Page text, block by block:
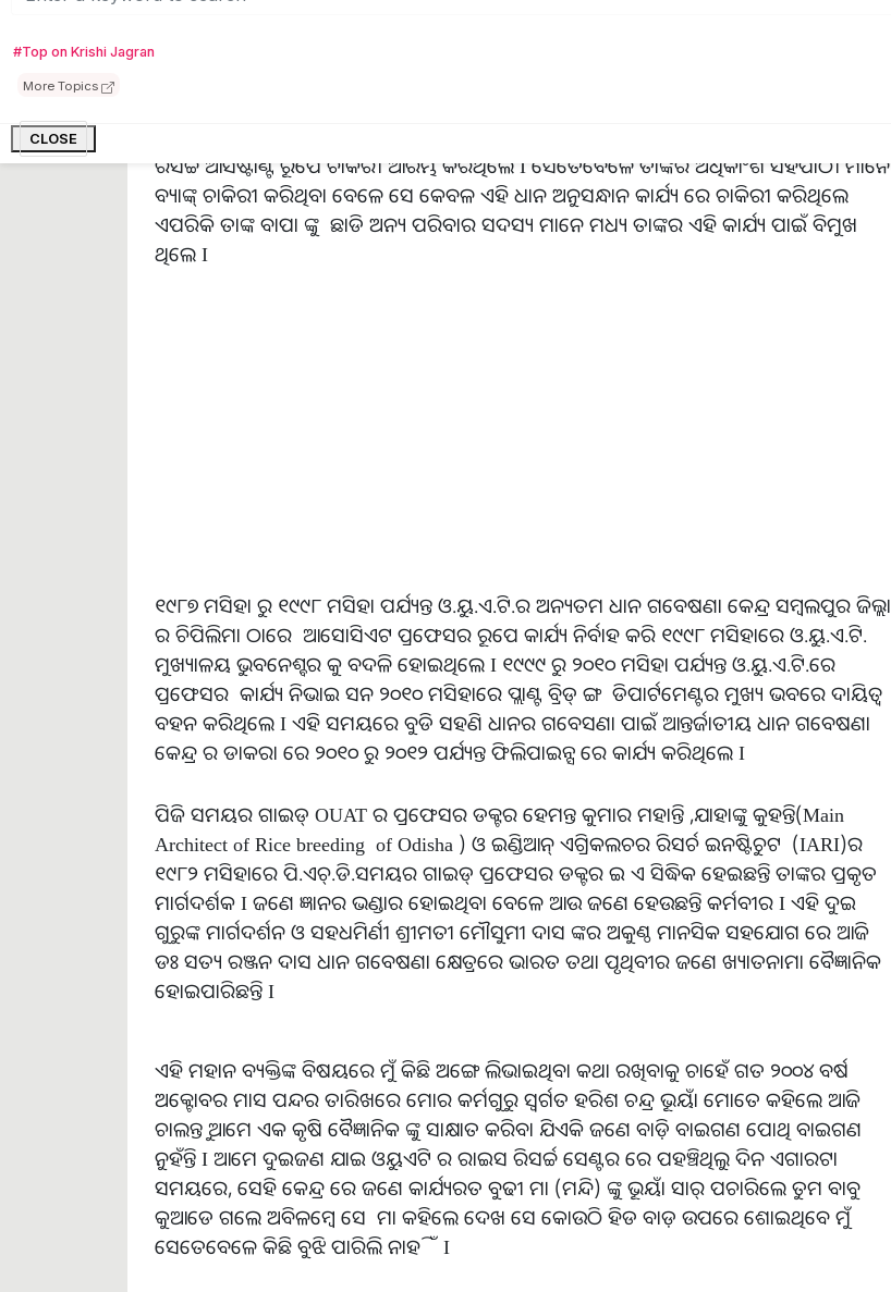
#Top on Krishi Jagran
More Topics
CLOSE
ରିସର୍ଚ୍ଚ ଆସିଷ୍ଟାଣ୍ଟ ରୂପେ ଚାକିରୀ ଆରମ୍ଭ କରିଥିଲେ I ସେତେବେଳେ ତାଙ୍କର ଅଧିକାଂଶ ସହପାଠୀ ମାନେ
ବ୍ୟାଙ୍କ୍ ଚାକିରୀ କରିଥିବା ବେଳେ ସେ କେବଳ ଏହି ଧାନ ଅନୁସନ୍ଧାନ କାର୍ଯ୍ୟ ରେ ଚାକିରୀ କରିଥିଲେ
ଏପରିକି ତାଙ୍କ ବାପା ଙ୍କୁ ଛାଡି ଅନ୍ୟ ପରିବାର ସଦସ୍ୟ ମାନେ ମଧ୍ୟ ତାଙ୍କର ଏହି କାର୍ଯ୍ୟ ପାଇଁ ବିମୁଖ
ଥିଲେ I
୧୯୮୭ ମସିହା ରୁ ୧୯୯୮ ମସିହା ପର୍ଯ୍ୟନ୍ତ ଓ.ୟୁ.ଏ.ଟି.ର ଅନ୍ୟତମ ଧାନ ଗବେଷଣା କେନ୍ଦ୍ର ସମ୍ବଲପୁର ଜିଲ୍ଲା
ର ଚିପିଲିମା ଠାରେ ଆସୋସିଏଟ ପ୍ରଫେସର ରୂପେ କାର୍ଯ୍ୟ ନିର୍ବାହ କରି ୧୯୯୮ ମସିହାରେ ଓ.ୟୁ.ଏ.ଟି.
ମୁଖ୍ୟାଳୟ ଭୁବନେଶ୍ବର କୁ ବଦଳି ହୋଇଥିଲେ I ୧୯୯୯ ରୁ ୨୦୧୦ ମସିହା ପର୍ଯ୍ୟନ୍ତ ଓ.ୟୁ.ଏ.ଟି.ରେ
ପ୍ରଫେସର କାର୍ଯ୍ୟ ନିଭାଇ ସନ ୨୦୧୦ ମସିହାରେ ପ୍ଲାଣ୍ଟ ବ୍ରିଡ୍ ଙ୍ଗ ଡିପାର୍ଟମେଣ୍ଟର ମୁଖ୍ୟ ଭବରେ ଦାୟିତ୍ଵ
ବହନ କରିଥିଲେ I ଏହି ସମୟରେ ବୁଡି ସହଣି ଧାନର ଗବେସଣା ପାଇଁ ଆନ୍ତର୍ଜାତୀୟ ଧାନ ଗବେଷଣା
କେନ୍ଦ୍ର ର ଡାକରା ରେ ୨୦୧୦ ରୁ ୨୦୧୨ ପର୍ଯ୍ୟନ୍ତ ଫିଲିପାଇନ୍ସ ରେ କାର୍ଯ୍ୟ କରିଥିଲେ I
ପିଜି ସମୟର ଗାଇଡ୍ OUAT ର ପ୍ରଫେସର ଡକ୍ଟର ହେମନ୍ତ କୁମାର ମହାନ୍ତି ,ଯାହାଙ୍କୁ କୁହନ୍ତି(Main
Architect of Rice breeding of Odisha ) ଓ ଇଣ୍ଡିଆନ୍ ଏଗ୍ରିକଲଚର ରିସର୍ଚ ଇନଷ୍ଟିଚୁଟ (IARI)ର
୧୯୮୨ ମସିହାରେ ପି.ଏଚ୍.ଡି.ସମୟର ଗାଇଡ୍ ପ୍ରଫେସର ଡକ୍ଟର ଇ ଏ ସିଦ୍ଧିକ ହେଇଛନ୍ତି ତାଙ୍କର ପ୍ରକୃତ
ମାର୍ଗଦର୍ଶକ I ଜଣେ ଜ୍ଞାନର ଭଣ୍ଡାର ହୋଇଥିବା ବେଳେ ଆଉ ଜଣେ ହେଉଛନ୍ତି କର୍ମବୀର I ଏହି ଦୁଇ
ଗୁରୁଙ୍କ ମାର୍ଗଦର୍ଶନ ଓ ସହଧମିର୍ଣୀ ଶ୍ରୀମତୀ ମୌସୁମୀ ଦାସ ଙ୍କର ଅକୁଣ୍ଠ ମାନସିକ ସହଯୋଗ ରେ ଆଜି
ଡଃ ସତ୍ୟ ରଞ୍ଜନ ଦାସ ଧାନ ଗବେଷଣା କ୍ଷେତ୍ରରେ ଭାରତ ତଥା ପୃଥିବୀର ଜଣେ ଖ୍ୟାତନାମା ବୈଜ୍ଞାନିକ
ହୋଇପାରିଛନ୍ତି I
ଏହି ମହାନ ବ୍ୟକ୍ତିଙ୍କ ବିଷୟରେ ମୁଁ କିଛି ଅଙ୍ଗେ ଲିଭାଇଥିବା କଥା ରଖିବାକୁ ଚାହେଁ ଗତ ୨୦୦୪ ବର୍ଷ
ଅକ୍ଟୋବର ମାସ ପନ୍ଦର ତାରିଖରେ ମୋର କର୍ମଗୁରୁ ସ୍ଵର୍ଗତ ହରିଶ ଚନ୍ଦ୍ର ଭୂୟାଁ ମୋତେ କହିଲେ ଆଜି
ଚାଲନ୍ତୁ ଆମେ ଏକ କୃଷି ବୈଜ୍ଞାନିକ ଙ୍କୁ ସାକ୍ଷାତ କରିବା ଯିଏକି ଜଣେ ବାଡ଼ି ବାଇଗଣ ପୋଥି ବାଇଗଣ
ନୁହଁନ୍ତି I ଆମେ ଦୁଇଜଣ ଯାଇ ଓୟୁଏଟି ର ରାଇସ ରିସର୍ଚ୍ଚ ସେଣ୍ଟର ରେ ପହଞ୍ଚିଥିଲୁ ଦିନ ଏଗାରଟା
ସମୟରେ, ସେହି କେନ୍ଦ୍ର ରେ ଜଣେ କାର୍ଯ୍ୟରତ ବୁଢୀ ମା (ମନ୍ଦି) ଙ୍କୁ ଭୂୟାଁ ସାର୍ ପଚାରିଲେ ତୁମ ବାବୁ
କୁଆଡେ ଗଲେ ଅବିଳମ୍ବେ ସେ ମା କହିଲେ ଦେଖ ସେ କୋଉଠି ହିଡ ବାଡ଼ ଉପରେ ଶୋଇଥିବେ ମୁଁ
ସେତେବେଳେ କିଛି ବୁଝି ପାରିଲି ନାହିଁ I